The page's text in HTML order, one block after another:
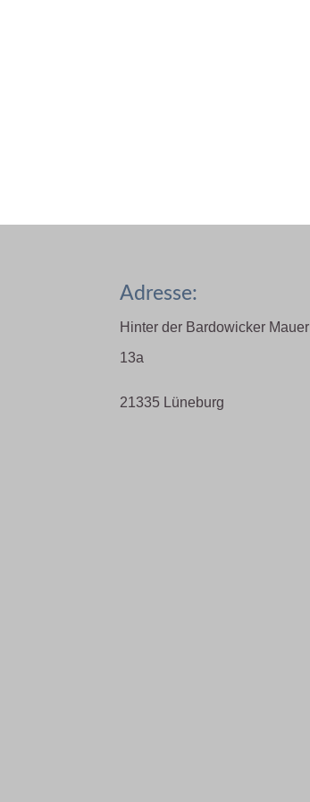
Adresse:
Hinter der Bardowicker Mauer
13a
21335 Lüneburg